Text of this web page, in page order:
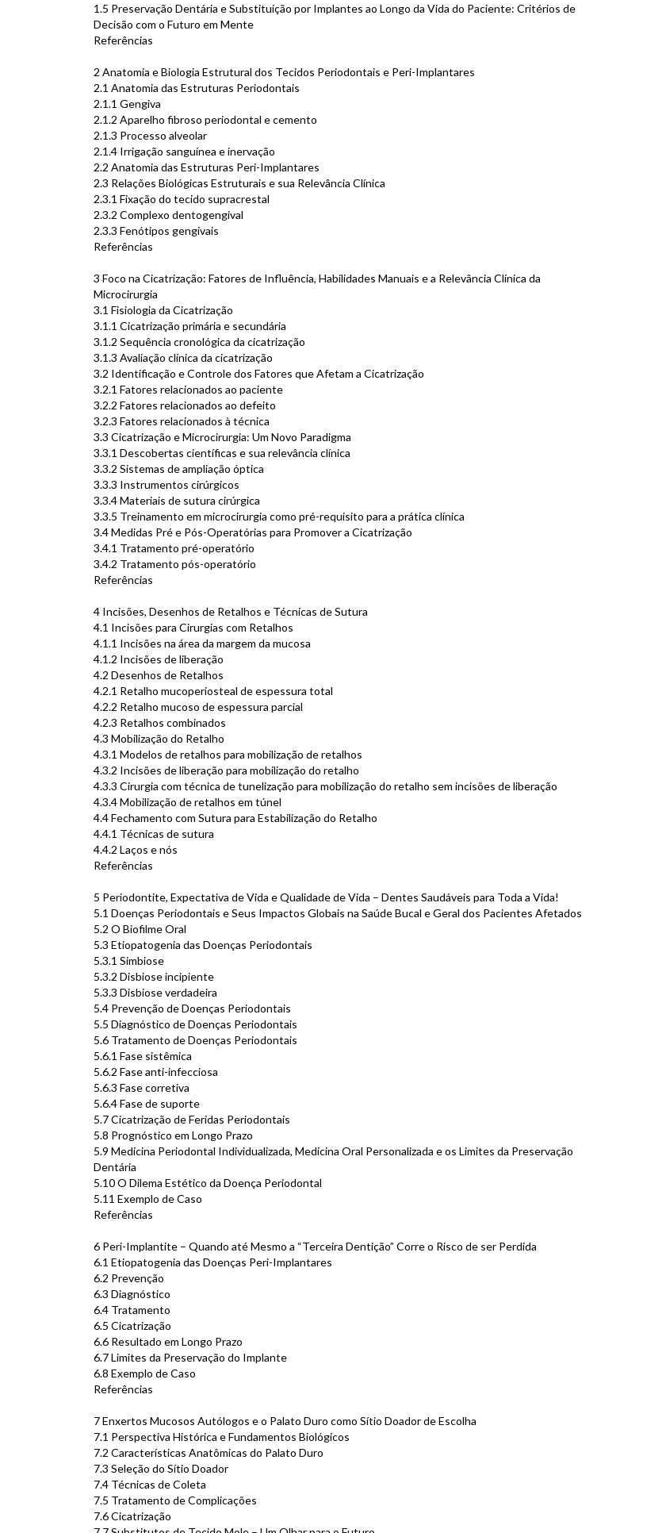
1.5 Preservação Dentária e Substituição por Implantes ao Longo da Vida do Paciente: Critérios de
Decisão com o Futuro em Mente
Referências
2 Anatomia e Biologia Estrutural dos Tecidos Periodontais e Peri-Implantares
2.1 Anatomia das Estruturas Periodontais
2.1.1 Gengiva
2.1.2 Aparelho fibroso periodontal e cemento
2.1.3 Processo alveolar
2.1.4 Irrigação sanguínea e inervação
2.2 Anatomia das Estruturas Peri-Implantares
2.3 Relações Biológicas Estruturais e sua Relevância Clínica
2.3.1 Fixação do tecido supracrestal
2.3.2 Complexo dentogengival
2.3.3 Fenótipos gengivais
Referências
3 Foco na Cicatrização: Fatores de Influência, Habilidades Manuais e a Relevância Clínica da
Microcirurgia
3.1 Fisiologia da Cicatrização
3.1.1 Cicatrização primária e secundária
3.1.2 Sequência cronológica da cicatrização
3.1.3 Avaliação clínica da cicatrização
3.2 Identificação e Controle dos Fatores que Afetam a Cicatrização
3.2.1 Fatores relacionados ao paciente
3.2.2 Fatores relacionados ao defeito
3.2.3 Fatores relacionados à técnica
3.3 Cicatrização e Microcirurgia: Um Novo Paradigma
3.3.1 Descobertas científicas e sua relevância clínica
3.3.2 Sistemas de ampliação óptica
3.3.3 Instrumentos cirúrgicos
3.3.4 Materiais de sutura cirúrgica
3.3.5 Treinamento em microcirurgia como pré-requisito para a prática clínica
3.4 Medidas Pré e Pós-Operatórias para Promover a Cicatrização
3.4.1 Tratamento pré-operatório
3.4.2 Tratamento pós-operatório
Referências
4 Incisões, Desenhos de Retalhos e Técnicas de Sutura
4.1 Incisões para Cirurgias com Retalhos
4.1.1 Incisões na área da margem da mucosa
4.1.2 Incisões de liberação
4.2 Desenhos de Retalhos
4.2.1 Retalho mucoperiosteal de espessura total
4.2.2 Retalho mucoso de espessura parcial
4.2.3 Retalhos combinados
4.3 Mobilização do Retalho
4.3.1 Modelos de retalhos para mobilização de retalhos
4.3.2 Incisões de liberação para mobilização do retalho
4.3.3 Cirurgia com técnica de tunelização para mobilização do retalho sem incisões de liberação
4.3.4 Mobilização de retalhos em túnel
4.4 Fechamento com Sutura para Estabilização do Retalho
4.4.1 Técnicas de sutura
4.4.2 Laços e nós
Referências
5 Periodontite, Expectativa de Vida e Qualidade de Vida – Dentes Saudáveis para Toda a Vida!
5.1 Doenças Periodontais e Seus Impactos Globais na Saúde Bucal e Geral dos Pacientes Afetados
5.2 O Biofilme Oral
5.3 Etiopatogenia das Doenças Periodontais
5.3.1 Simbiose
5.3.2 Disbiose incipiente
5.3.3 Disbiose verdadeira
5.4 Prevenção de Doenças Periodontais
5.5 Diagnóstico de Doenças Periodontais
5.6 Tratamento de Doenças Periodontais
5.6.1 Fase sistêmica
5.6.2 Fase anti-infecciosa
5.6.3 Fase corretiva
5.6.4 Fase de suporte
5.7 Cicatrização de Feridas Periodontais
5.8 Prognóstico em Longo Prazo
5.9 Medicina Periodontal Individualizada, Medicina Oral Personalizada e os Limites da Preservação
Dentária
5.10 O Dilema Estético da Doença Periodontal
5.11 Exemplo de Caso
Referências
6 Peri-Implantite – Quando até Mesmo a “Terceira Dentição” Corre o Risco de ser Perdida
6.1 Etiopatogenia das Doenças Peri-Implantares
6.2 Prevenção
6.3 Diagnóstico
6.4 Tratamento
6.5 Cicatrização
6.6 Resultado em Longo Prazo
6.7 Limites da Preservação do Implante
6.8 Exemplo de Caso
Referências
7 Enxertos Mucosos Autólogos e o Palato Duro como Sítio Doador de Escolha
7.1 Perspectiva Histórica e Fundamentos Biológicos
7.2 Características Anatômicas do Palato Duro
7.3 Seleção do Sítio Doador
7.4 Técnicas de Coleta
7.5 Tratamento de Complicações
7.6 Cicatrização